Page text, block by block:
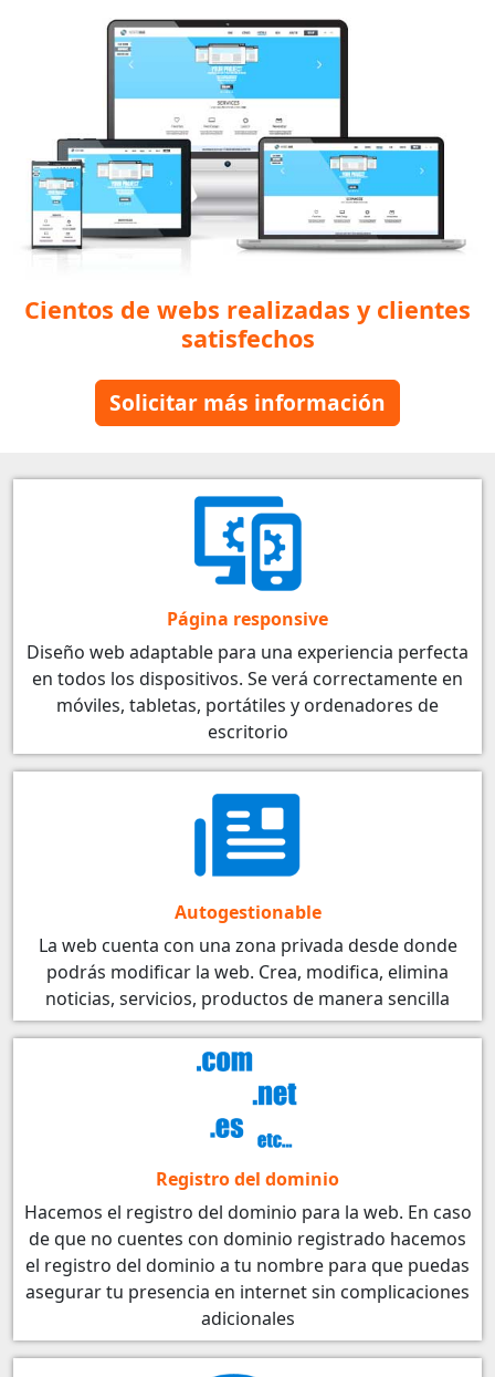
Cientos de webs realizadas y clientes
satisfechos
Solicitar más información
Página responsive
Diseño web adaptable para una experiencia perfecta
en todos los dispositivos. Se verá correctamente en
móviles, tabletas, portátiles y ordenadores de
escritorio
Autogestionable
La web cuenta con una zona privada desde donde
podrás modificar la web. Crea, modifica, elimina
noticias, servicios, productos de manera sencilla
Registro del dominio
Hacemos el registro del dominio para la web. En caso
de que no cuentes con dominio registrado hacemos
el registro del dominio a tu nombre para que puedas
asegurar tu presencia en internet sin complicaciones
adicionales